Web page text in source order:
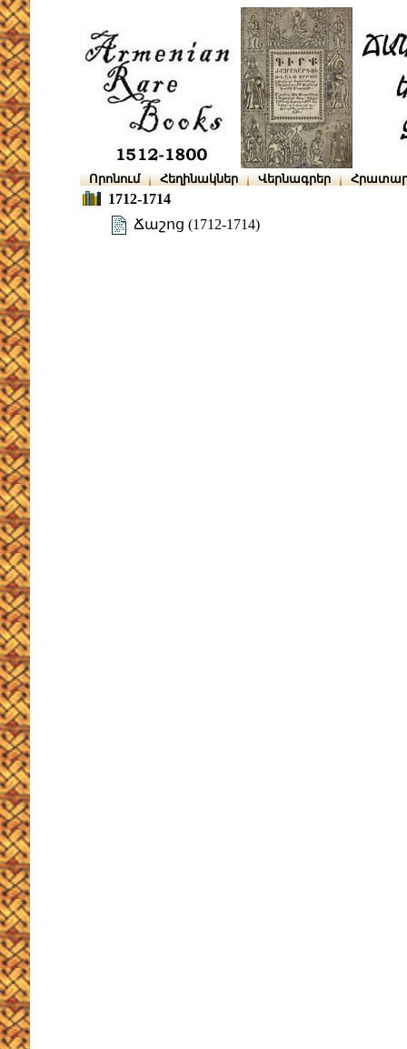
Որոնում Հեղինակներ Վերնագրեր
1712-1714
Ճաշոց (1712-1714)